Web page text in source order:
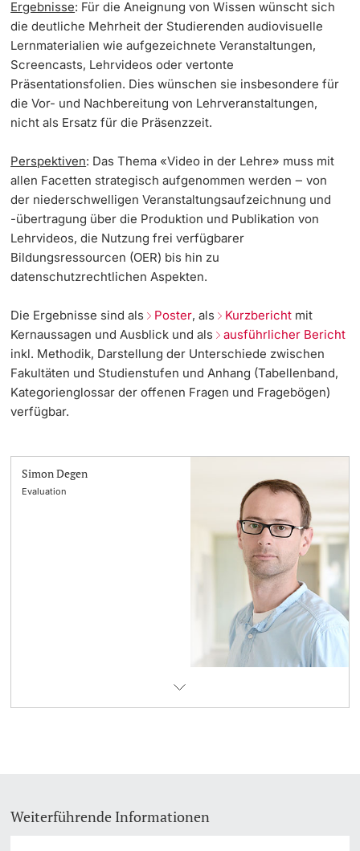
Ergebnisse: Für die Aneignung von Wissen wünscht sich
die deutliche Mehrheit der Studierenden audiovisuelle
Lernmaterialien wie aufgezeichnete Veranstaltungen,
Screencasts, Lehrvideos oder vertonte
Präsentationsfolien. Dies wünschen sie insbesondere für
die Vor- und Nachbereitung von Lehrveranstaltungen,
nicht als Ersatz für die Präsenzzeit.
Perspektiven: Das Thema «Video in der Lehre» muss mit
allen Facetten strategisch aufgenommen werden ‒ von
der niederschwelligen Veranstaltungsaufzeichnung und
-übertragung über die Produktion und Publikation von
Lehrvideos, die Nutzung frei verfügbarer
Bildungsressourcen (OER) bis hin zu
datenschutzrechtlichen Aspekten.
Die Ergebnisse sind als Poster, als Kurzbericht mit
Kernaussagen und Ausblick und als ausführlicher Bericht
inkl. Methodik, Darstellung der Unterschiede zwischen
Fakultäten und Studienstufen und Anhang (Tabellenband,
Kategorienglossar der offenen Fragen und Fragebögen)
verfügbar.
Simon Degen
Evaluation
Weiterführende Informationen